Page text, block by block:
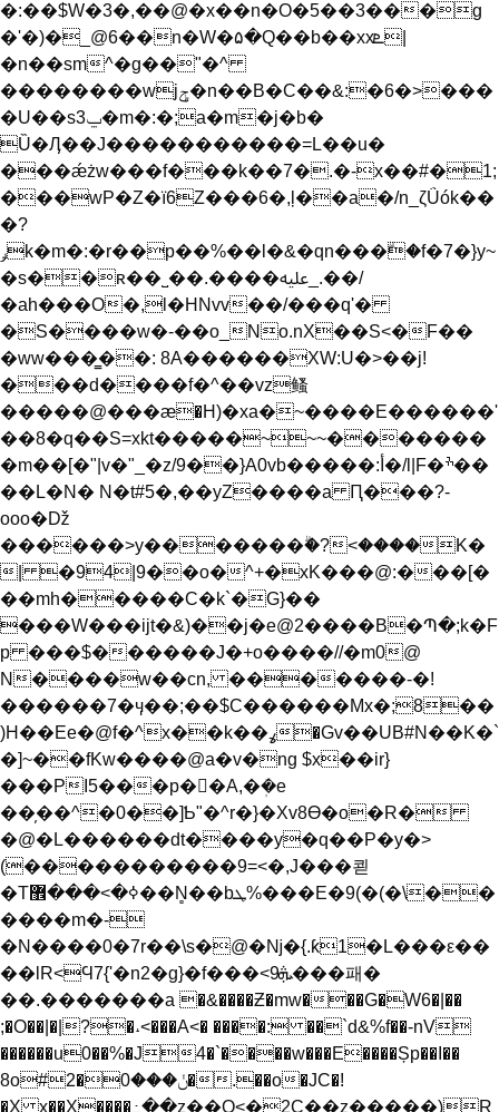
�:��$W�3�,��@�x��n�O�5��3���g
�'�)�_@6��n�W�۵�Q��b��xxܧ|
�n��sm^�g��"�^
��������wjݯ�n��B�C��&:�6�>���
�U��s3ݐ�m�:�;a�m�j�b�
Ȕ�Ӆ��J�����������=L��u�
���ǽżw���f���k��7�.�-x��#�1;
���wP�Z�ї6Z���6�,ļ��a�/n_ζǗók��
�?
ݛk�m�:�r��p��%��l�&�qn���ۗ�f�7�}y~
�s��ʀ��˽��.����ﷷ_.��/
�ah���O�,l�HNvv��/���q'�
�S����w�-��o_No.nX��S<�F��
�ww���̳��: 8A������XW:U�>��j!
���d����f�^��vz鳋
�����@���ӕ�H)�xa�~����E������'
��8�q��S=xkt�����~~~�������
�m��[�"|v�"_�z/9��}A0vb�����:أ�/l|F�ׯ��
��L�N� N�t#5�,��yZ����a Ԥ���?-
ooo�ǅ
������>y�������ۗ�?<����K�
| �94|9��o�^+�xK���@:���[�
��mh�����C�k`�G}��
���W���ijt�&)��j�e@2����B�Պ�;k�F
p ���$������J�+o����//�m0@
N����w��cn, �������-�!
������7�ӌ��;��$C������Mx�;8��
)H��Ee�@f�^x��k��ߩ�Gv��UB#N��Κ�`
�]~��fKw����@a�v�ng $x��ir}
���PI5���p�򲻓�A,�ܲ�e
��̦��^�0��]Ƅ"�^r�}�Xv8Ɵ�o�R�
�@�L������dt����y�q��P�y�>
(�����������9=<�,J���쾯
�Tߦ�>���޾��N̻��bܛ%���E�9(�(�\��
����m�-
�N����0�7r��\s�@�ǋ�{.ƙ1�L���ε��
��lR<Ϥ7{'�n2�g}�f���<ܞ9���패�
��.�������a �&����Ƶ�mw���G�W6�|��
;�O��|�|?�˔<���A<� ����: ��`d&%f��-nV
������u0��%�J4�`����w���E����Șp��I��
8o#ݩ���0�2�.��o�JC�!
�X x��X����߸��z��Q<�2C��z�����)R